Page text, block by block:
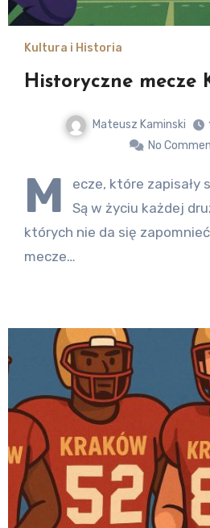
Kultura i Historia
Historyczne mecze
Mateusz Kaminski
No
M
ecze, które zapisały
Są w życiu każdej
których nie da się
mecze…